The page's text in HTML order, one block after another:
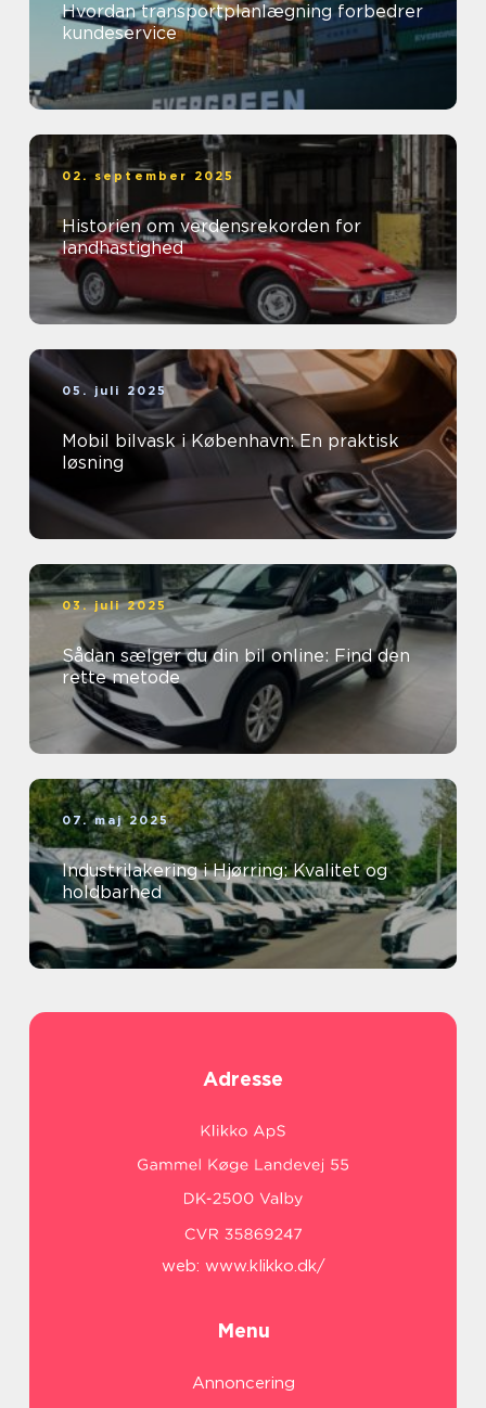
Hvordan transportplanlægning forbedrer
kundeservice
02. september 2025
Historien om verdensrekorden for
landhastighed
05. juli 2025
Mobil bilvask i København: En praktisk
løsning
03. juli 2025
Sådan sælger du din bil online: Find den
rette metode
07. maj 2025
Industrilakering i Hjørring: Kvalitet og
holdbarhed
Adresse
web: www.klikko.dk/
Menu
Annoncering